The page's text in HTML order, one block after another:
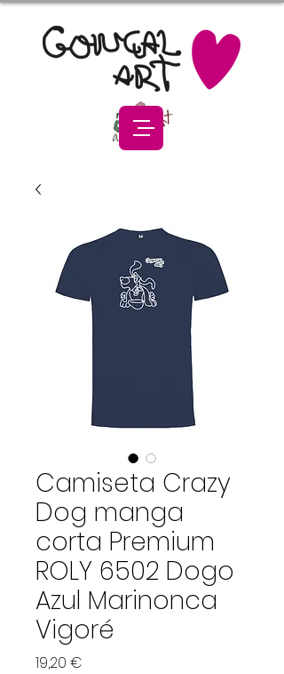
Camiseta Crazy
Dog manga
corta Premium
ROLY 6502 Dogo
Azul Marinonca
Vigoré
19,20 €